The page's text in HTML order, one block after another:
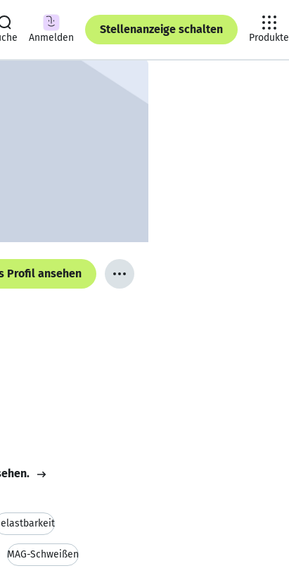
Anmelden
Stellenanzeige schalten
Produkte
Profil ansehen
MAG-Schweißen